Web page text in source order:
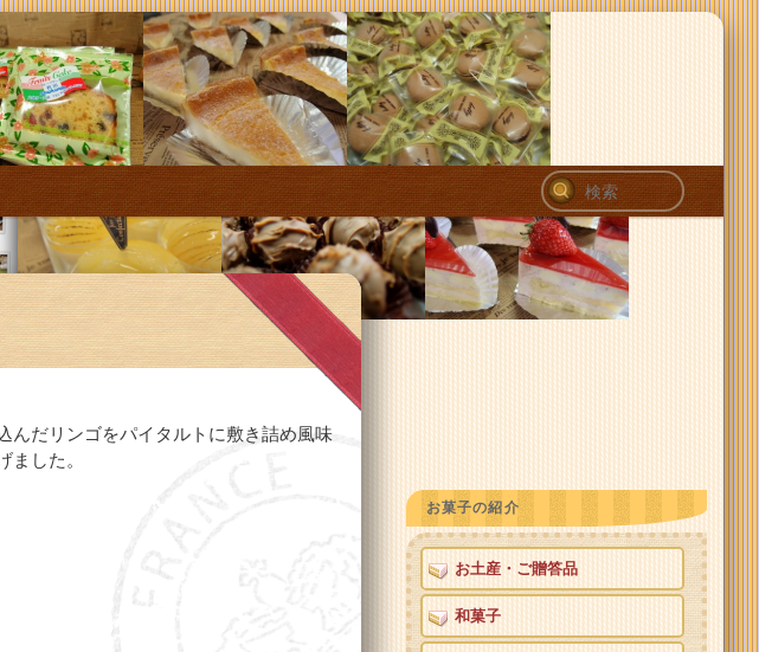
検
索
んだリンゴをパイタルトに敷き詰め風味
ました。
お菓子の紹介
お土産・ご贈答品
和菓子